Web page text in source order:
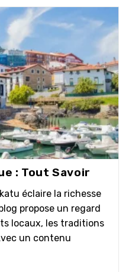
: Tout Savoir
éclaire la richesse
propose un regard
locaux, les traditions
un contenu